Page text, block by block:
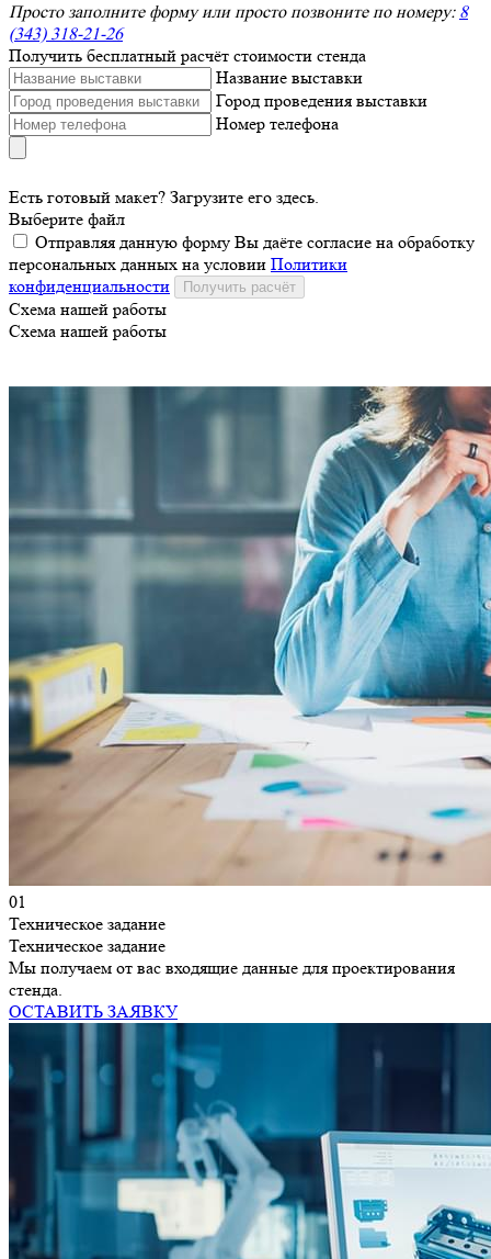
Просто заполните форму или просто позвоните по номеру: 8
(343) 318-21-26
Получить бесплатный расчёт стоимости стенда
Название выставки
Город проведения выставки
Номер телефона
Есть готовый макет? Загрузите его здесь.
Выберите файл
Отправляя данную форму Вы даёте согласие на обработку
персональных данных на условии Политики
конфиденциальности
Получить расчёт
Схема нашей работы
Схема нашей работы
01
Техническое задание
Техническое задание
Мы получаем от вас входящие данные для проектирования
стенда.
ОСТАВИТЬ ЗАЯВКУ